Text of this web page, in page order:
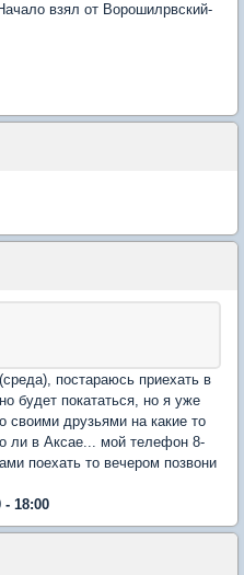
взял от Ворошилрвский-
постараюсь приехать в
будет покататься, но я уже
своими друзьями на какие то
ли в Аксае... мой телефон 8-
поехать то вечером позвони
- 18:00